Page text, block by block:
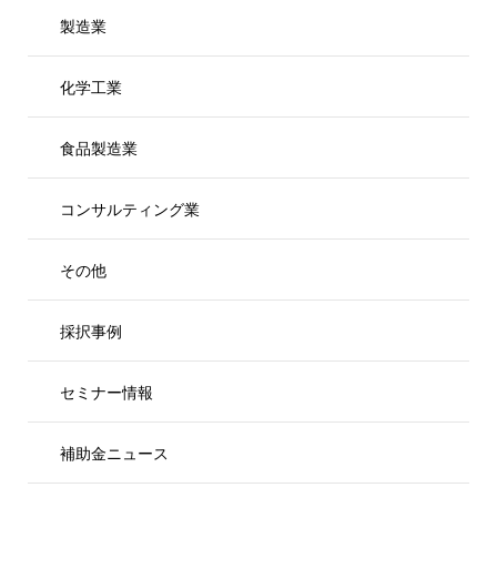
製造業
化学工業
食品製造業
コンサルティング業
その他
採択事例
セミナー情報
補助金ニュース